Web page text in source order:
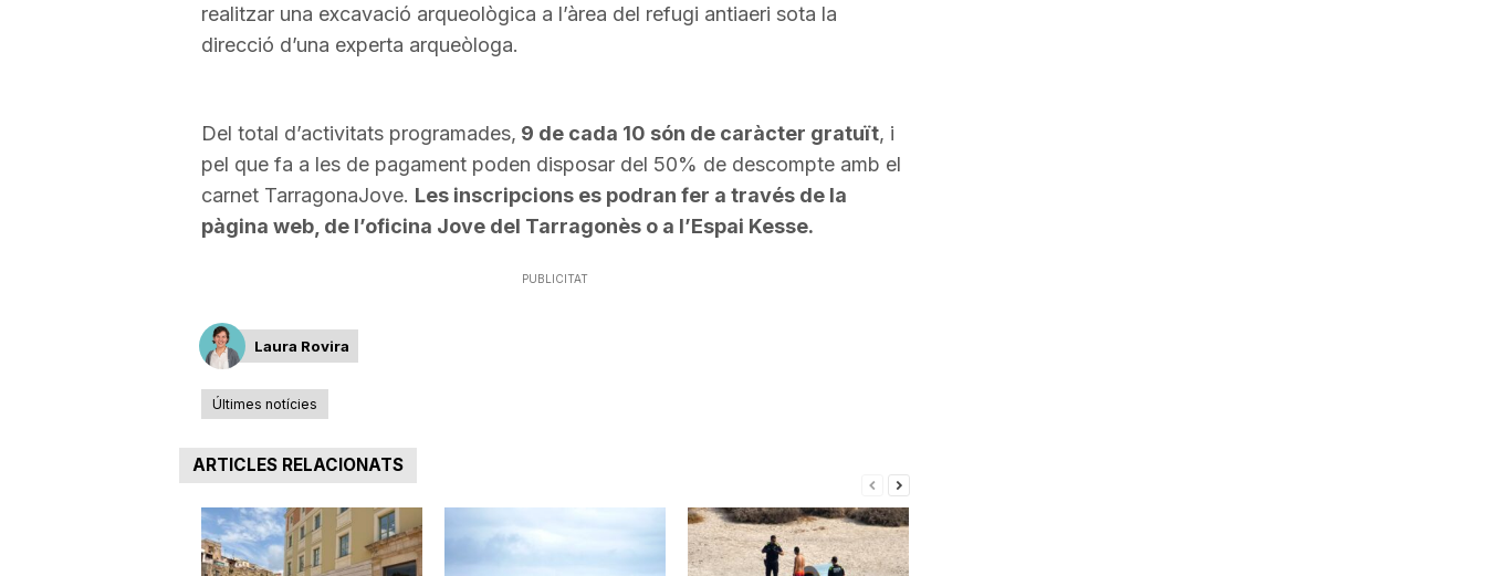
realitzar una excavació arqueològica a l’àrea del refugi antiaeri sota la
direcció d’una experta arqueòloga.
Del total d’activitats programades, 9 de cada 10 són de caràcter gratuït, i
pel que fa a les de pagament poden disposar del 50% de descompte amb el
carnet TarragonaJove. Les inscripcions es podran fer a través de la
pàgina web, de l’oficina Jove del Tarragonès o a l’Espai Kesse.
PUBLICITAT
Laura Rovira
Últimes notícies
ARTICLES RELACIONATS